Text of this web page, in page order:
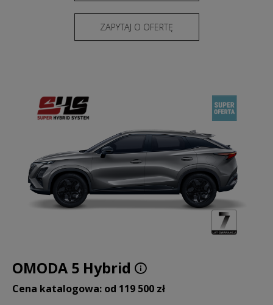
ZAPYTAJ O OFERTĘ
OMODA 5 Hybrid
Cena katalogowa: od 119 500 zł